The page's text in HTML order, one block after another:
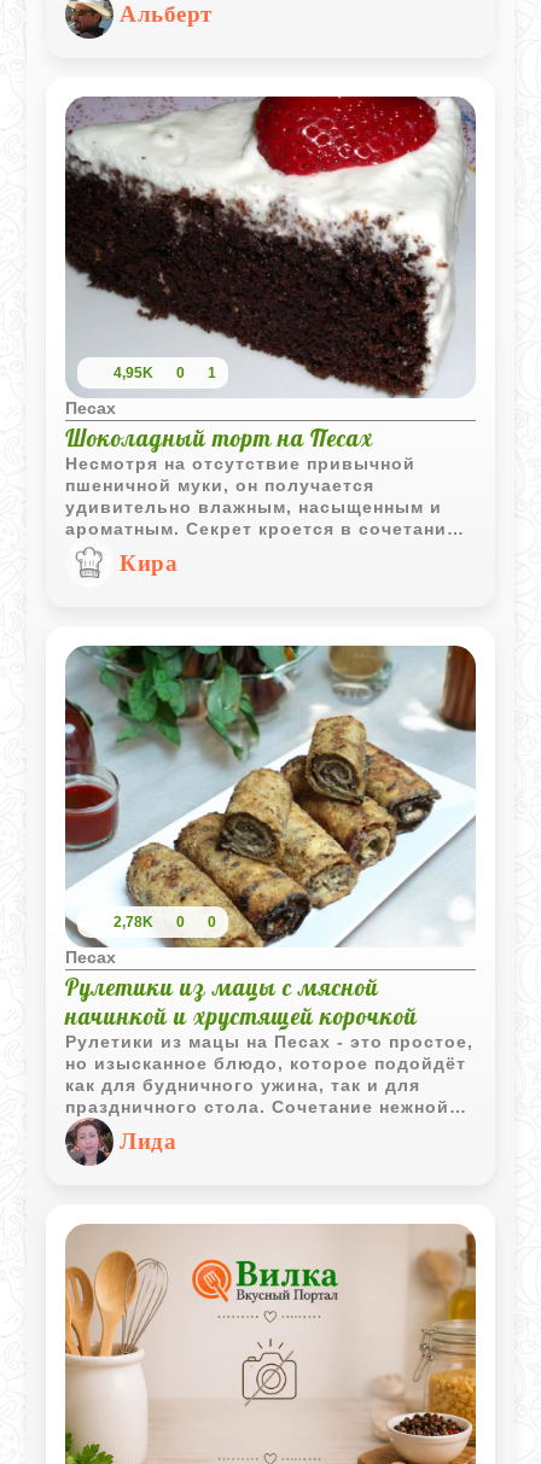
томатной основы делает это блюдо не
только вкусным, но и незаменимым для
Альберт
4,95K 0 1
Песах
Шоколадный торт на Песах
Несмотря на отсутствие привычной
пшеничной муки, он получается
удивительно влажным, насыщенным и
ароматным. Секрет кроется в сочетании
качественного черного шоколада,
крепкого кофе и вина, которые создают
простой в приготовлении торт в
изысканное праздничное угощение,
которое станет достойным завершением
праздничной трапезы.
Кира
2,78K 0 0
Песах
Рулетики из мацы с мясной
начинкой и хрустящей корочкой
Рулетики из мацы на Песах - это простое,
но изысканное блюдо, которое подойдёт
как для будничного ужина, так и для
праздничного стола. Сочетание нежной
мясной начинки, хрустящей корочки и
ароматных специй создаёт
неповторимый вкус.
Лида